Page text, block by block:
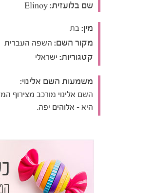
שם בלועזית:
מין: בת
מקור השם: השפה העברית
קטגוריות: ישראלי
משמעות השם אלינוי:
השם אלינוי מורכב מצירוף
היא - אלוהים יפה.